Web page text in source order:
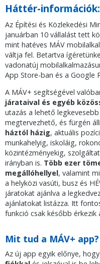
Háttér-információk:
Az Építési és Közlekedési
januárban 10 vállalást tett
mint hatéves MÁV
váltja fel. Betartva
vadonatúj
App Store-ban és a Google
A MÁV+ segítségével
járataival és egyéb
utazás a lehető
megtervezhető, és fürgén
háztól házig, aktuális
munkahelyig, iskoláig,
közintézményekig,
irányban is. Több ezer
megállóhellyel, valamint
a helyközi vasúti, busz és
járatokat ajánlva a
ajánlatokat listázza. Itt
funkció csak később érkezik
Mit tud a MÁV+ app?
Az új app egyik előnye,